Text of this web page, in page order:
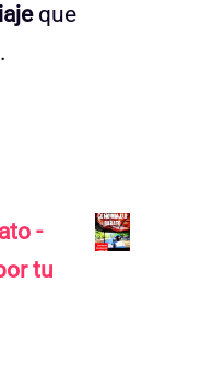
que
-
tu